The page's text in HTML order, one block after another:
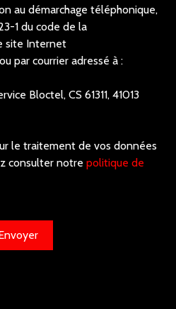
au démarchage téléphonique,
1 du code de la
site Internet
par courrier adressé à :
Bloctel, CS 61311, 41013
le traitement de vos données
consulter notre politique de